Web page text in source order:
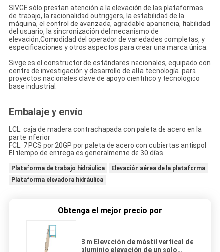
SIVGE sólo prestan atención a la elevación de las plataformas
de trabajo, la racionalidad outriggers, la estabilidad de la
máquina, el control de avanzada, agradable apariencia, fiabilidad
del usuario, la sincronización del mecanismo de
elevación,Comodidad del operador de variedades completas, y
especificaciones y otros aspectos para crear una marca única.
Sivge es el constructor de estándares nacionales, equipado con
centro de investigación y desarrollo de alta tecnología. para
proyectos nacionales clave de apoyo científico y tecnológico
base industrial.
Embalaje y envío
LCL: caja de madera contrachapada con paleta de acero en la
parte inferior
FCL: 7 PCS por 20GP por paleta de acero con cubiertas antispol
El tiempo de entrega es generalmente de 30 días.
Plataforma de trabajo hidráulica
Elevación aérea de la plataforma
Plataforma elevadora hidráulica
Obtenga el mejor precio por
8 m Elevación de mástil vertical de
aluminio elevación de un solo